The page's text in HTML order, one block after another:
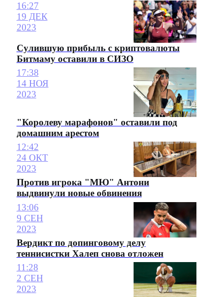
16:27
19 ДЕК
2023
Сулившую прибыль с криптовалюты
Битмаму оставили в СИЗО
17:38
14 НОЯ
2023
"Королеву марафонов" оставили под
домашним арестом
12:42
24 ОКТ
2023
Против игрока "МЮ" Антони
выдвинули новые обвинения
13:06
9 СЕН
2023
Вердикт по допинговому делу
теннисистки Халеп снова отложен
11:28
2 СЕН
2023